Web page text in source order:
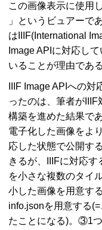
この画像表示に使用
」というビュアーであ
は IIIF(International
Image API に対応して
いることが理由である
IIIF Image API への対
ったのは、筆者が IIIF
構築を進めた結果で
電子化した画像をよ
応した状態で公開す
きるが、
IIIFに対応す
を小さな複数のタイ
小した画像を用意す
info.jsonを用意する
たことになる)。③1